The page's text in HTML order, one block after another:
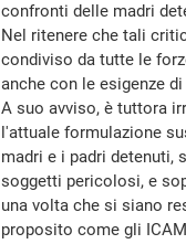
confronti delle madri
Nel ritenere che tali
condiviso da tutte le
anche con le esigenze
A suo avviso, è tuttora
l'attuale formulazione
madri e i padri detenuti,
soggetti pericolosi, e
una volta che si siano
proposito come gli